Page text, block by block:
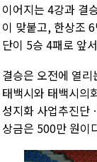
이어지는 4강과 결
이 맞붙고, 한상조
단이 5승 4패로 앞
결승은 오전에 열
태백시와 태백시의
성지화 사업추진단
상금은 500만 원이